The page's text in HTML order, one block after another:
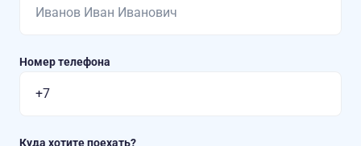
Номер телефона
Куда хотите поехать?